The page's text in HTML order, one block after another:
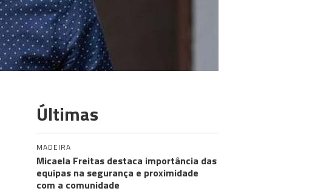
Últimas
MADEIRA
Micaela Freitas destaca importância das
equipas na segurança e proximidade
com a comunidade